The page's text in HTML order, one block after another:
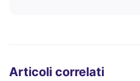
Articoli correlati